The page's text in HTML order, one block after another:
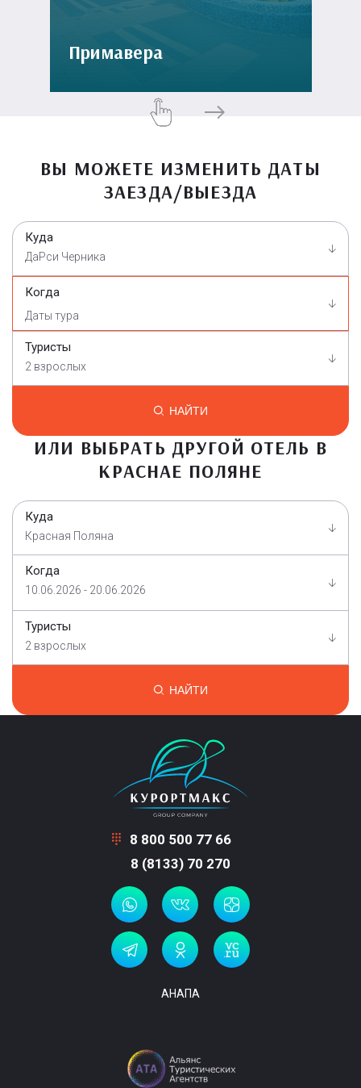
Примавера
ВЫ МОЖЕТЕ ИЗМЕНИТЬ ДАТЫ
ЗАЕЗДА/ВЫЕЗДА
Куда
ДаРси Черника
Когда
Туристы
2 взрослых
НАЙТИ
ИЛИ ВЫБРАТЬ ДРУГОЙ ОТЕЛЬ В
КРАСНАЕ ПОЛЯНЕ
Куда
Красная Поляна
Когда
10.06.2026 - 20.06.2026
Туристы
2 взрослых
НАЙТИ
8 800 500 77 66
8 (8133) 70 270
АНАПА